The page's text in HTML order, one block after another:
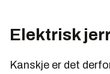
Elektrisk
Kanskje er det